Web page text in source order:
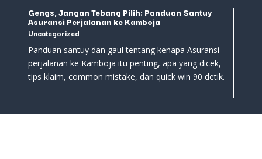
Gengs, Jangan Tebang Pilih: Panduan Santuy
Asuransi Perjalanan ke Kamboja
Uncategorized
Panduan santuy dan gaul tentang kenapa Asuransi
perjalanan ke Kamboja itu penting, apa yang dicek,
tips klaim, common mistake, dan quick win 90 detik.